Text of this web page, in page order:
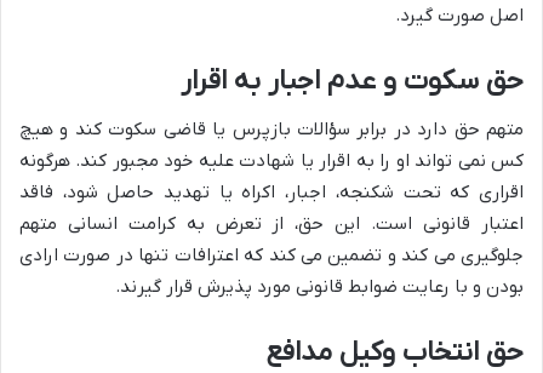
اصل صورت گیرد.
حق سکوت و عدم اجبار به اقرار
متهم حق دارد در برابر سؤالات بازپرس یا قاضی سکوت کند و هیچ
کس نمی تواند او را به اقرار یا شهادت علیه خود مجبور کند. هرگونه
اقراری که تحت شکنجه، اجبار، اکراه یا تهدید حاصل شود، فاقد
اعتبار قانونی است. این حق، از تعرض به کرامت انسانی متهم
جلوگیری می کند و تضمین می کند که اعترافات تنها در صورت ارادی
بودن و با رعایت ضوابط قانونی مورد پذیرش قرار گیرند.
حق انتخاب وکیل مدافع